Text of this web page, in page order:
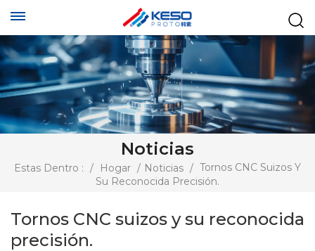
Noticias
Estas Dentro : / Hogar / Noticias / Tornos CNC Suizos Y
Su Reconocida Precisión.
Tornos CNC suizos y su reconocida
precisión.